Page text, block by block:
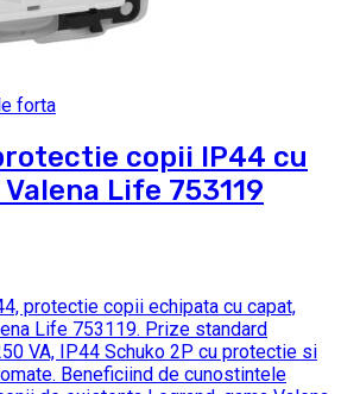
forta
copii IP44 cu
Life 753119
protectie copii echipata cu capat,
Life 753119. Prize standard
VA, IP44 Schuko 2P cu protectie si
Beneficiind de cunostintele